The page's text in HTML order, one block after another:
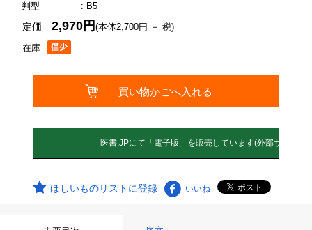
判型
: B5
在庫
定価2,970円(本体2,700円 ＋ 税)
ほしいものリストに登録 いいね